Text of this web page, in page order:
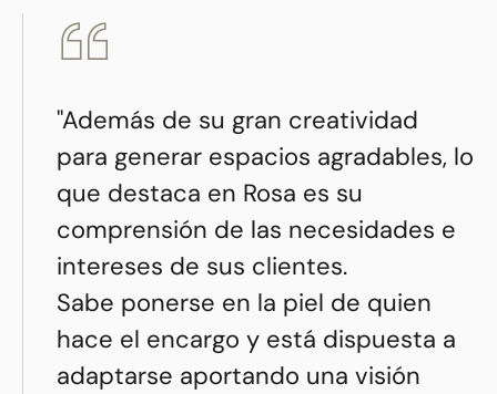
"Además de su gran creatividad
para generar espacios agradables, lo
que destaca en Rosa es su
comprensión de las necesidades e
intereses de sus clientes.
Sabe ponerse en la piel de quien
hace el encargo y está dispuesta a
adaptarse aportando una visión